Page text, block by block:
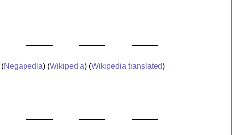
(Negapedia) (Wikipedia) (Wikipedia translated)